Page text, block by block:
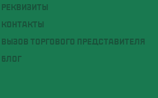
РЕКВИЗИТЫ
КОНТАКТЫ
ВЫЗОВ ТОРГОВОГО ПРЕДСТАВИТЕЛЯ
БЛОГ